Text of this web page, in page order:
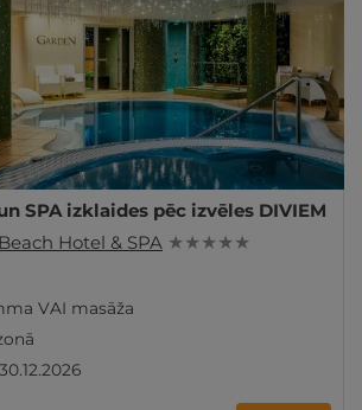
SPA izklaides pēc izvēles DIVIEM
Hotel & SPA ★ ★ ★ ★ ★
VAI masāža